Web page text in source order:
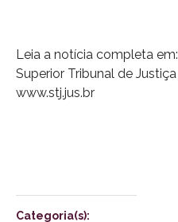
Leia a notícia completa em:
Superior Tribunal de Justiça
www.stj.jus.br
Categoria(s):